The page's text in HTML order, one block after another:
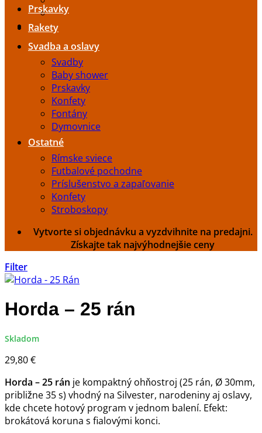
Prskavky
Rakety
Svadba a oslavy
Svadby
Baby shower
Prskavky
Konfety
Fontány
Dymovnice
Ostatné
Rímske sviece
Futbalové pochodne
Príslušenstvo a zapaľovanie
Konfety
Stroboskopy
Vytvorte si objednávku a vyzdvihnite na predajni.
Získajte tak najvýhodnejšie ceny
Filter
Horda – 25 rán
Skladom
29,80€
Horda – 25 rán je kompaktný ohňostroj (25 rán, Ø 30mm,
približne 35 s) vhodný na Silvester, narodeniny aj oslavy,
kde chcete hotový program v jednom balení. Efekt:
brokátová koruna s fialovými konci.